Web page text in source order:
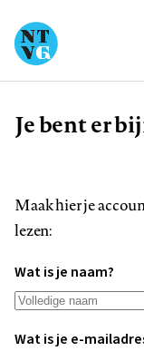
Kruimelpad
Je bent er
Maak hier je
lezen:
Wat is je naam?
Wat is je e-